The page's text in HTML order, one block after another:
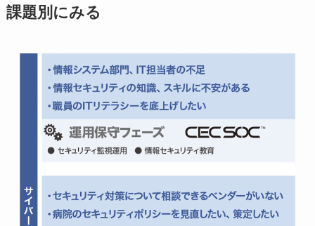
課題別にみる